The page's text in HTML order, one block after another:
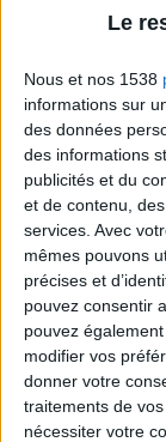
Le
Nous et nos 1538
informations sur
des données
des informations
publicités et du
et de contenu,
services. Avec
mêmes pouvons
précises et
pouvez consentir
pouvez
modifier vos
donner votre
traitements de
nécessiter votre
Ces